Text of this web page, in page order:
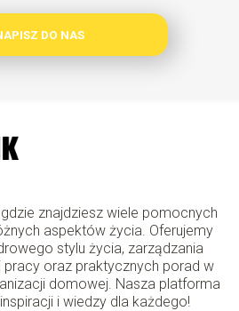
DO NAS
znajdziesz wiele pomocnych
aspektów życia. Oferujemy
stylu życia, zarządzania
pracy oraz praktycznych porad w
domowej. Nasza platforma
i wiedzy dla każdego!